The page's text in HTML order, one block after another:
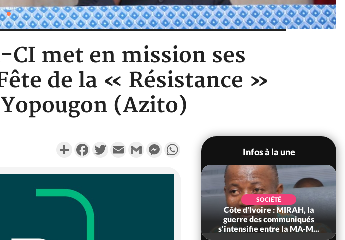
CI met en mission ses
de la « Résistance »
(Azito)
PartagerFacebookTwitterEmail Gmail MessengerWhatsApp
Infos à la une
Côte d'Ivoire : Man, deux
personnes périssent dans un
SOCIÉTÉ
Côte d'Ivoire : MIRAH, la
guerre des communiqués
s'intensifie entre la MA-M...